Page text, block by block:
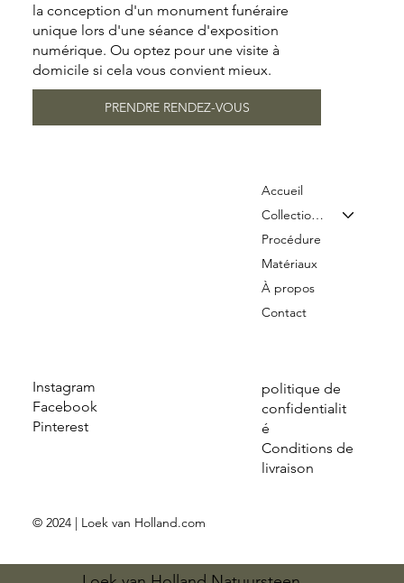
Instagram
Facebook
Pinterest
politique de
confidentialit
é
Conditions de
livraison
Accueil
Collection & Tarifs
Procédure
Matériaux
À propos
Contact
© 2024 | Loek van Holland.com
la conception d'un monument funéraire
unique lors d'une séance d'exposition
numérique. Ou optez pour une visite à
domicile si cela vous convient mieux.
PRENDRE RENDEZ-VOUS